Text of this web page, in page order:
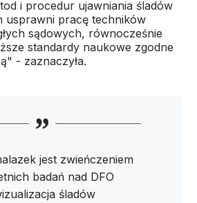
i procedur ujawniania śladów
usprawni pracę techników
sądowych, równocześnie
standardy naukowe zgodne
- zaznaczyła.
jest zwieńczeniem
badań nad DFO
śladów